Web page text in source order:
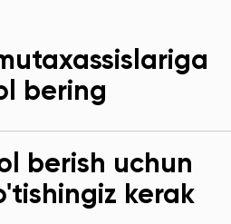
bering
berish uchun
kerak